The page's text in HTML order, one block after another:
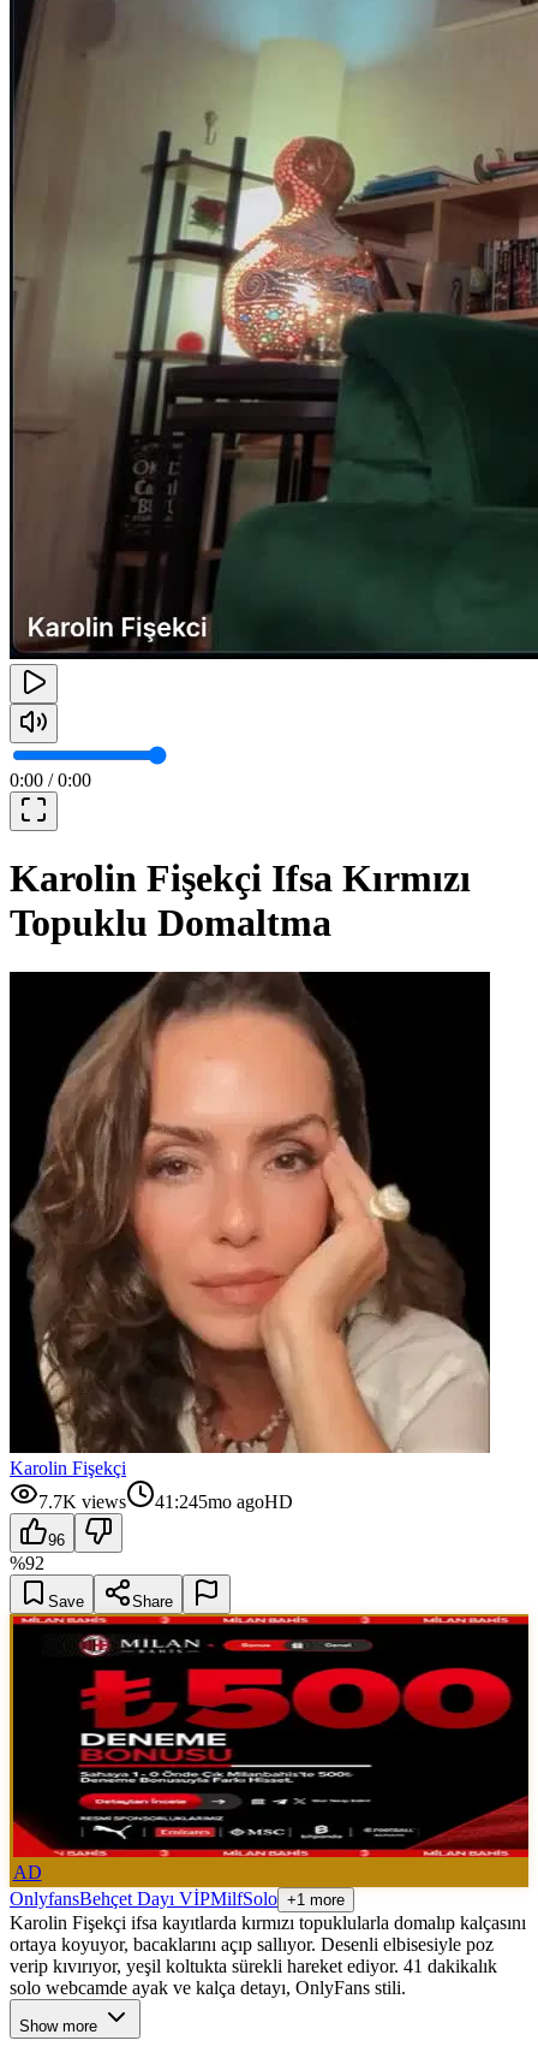
0:00 /0:00
Karolin Fişekçi Ifsa Kırmızı
Topuklu Domaltma
Karolin Fişekçi
7.7K views 41:245mo agoHD
96
%92
Save Share
AD
OnlyfansBehçet Dayı VİPMilfSolo +1 more
Karolin Fişekçi ifsa kayıtlarda kırmızı topuklularla domalıp kalçasını
ortaya koyuyor, bacaklarını açıp sallıyor. Desenli elbisesiyle poz
verip kıvırıyor, yeşil koltukta sürekli hareket ediyor. 41 dakikalık
solo webcamde ayak ve kalça detayı, OnlyFans stili.
Show more